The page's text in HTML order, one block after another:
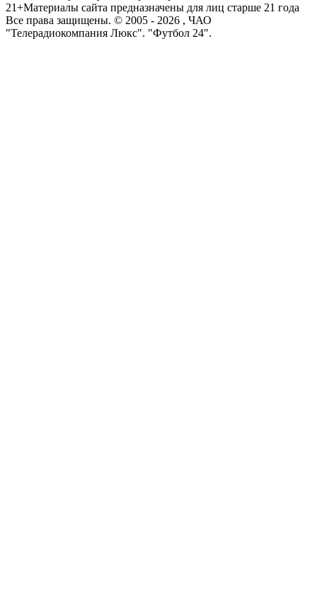
21+Материалы сайта предназначены для лиц старше 21 года
Все права защищены. © 2005 - 2026 , ЧАО
"Телерадиокомпания Люкс". "Футбол 24".